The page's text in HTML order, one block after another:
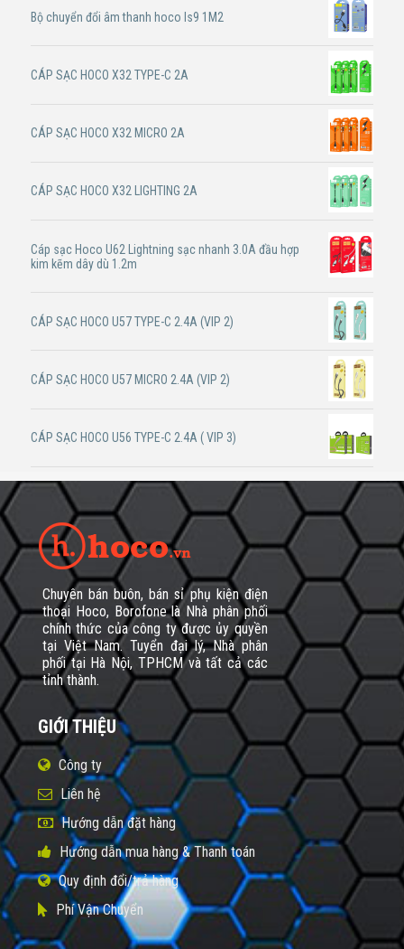
Bộ chuyển đổi âm thanh hoco ls9 1M2
CÁP SẠC HOCO X32 TYPE-C 2A
CÁP SẠC HOCO X32 MICRO 2A
CÁP SẠC HOCO X32 LIGHTING 2A
Cáp sạc Hoco U62 Lightning sạc nhanh 3.0A đầu hợp
kim kẽm dây dù 1.2m
CÁP SẠC HOCO U57 TYPE-C 2.4A (VIP 2)
CÁP SẠC HOCO U57 MICRO 2.4A (VIP 2)
CÁP SẠC HOCO U56 TYPE-C 2.4A ( VIP 3)
Chuyên bán buôn, bán sỉ phụ kiện điện
thoại Hoco, Borofone là Nhà phân phối
chính thức của công ty được ủy quyền
tại Việt Nam. Tuyển đại lý, Nhà phân
phối tại Hà Nội, TPHCM và tất cả các
tỉnh thành.
GIỚI THIỆU
Công ty
Liên hệ
Hướng dẫn đặt hàng
Hướng dẫn mua hàng & Thanh toán
Quy định đổi/trả hàng
Phí Vận Chuyển